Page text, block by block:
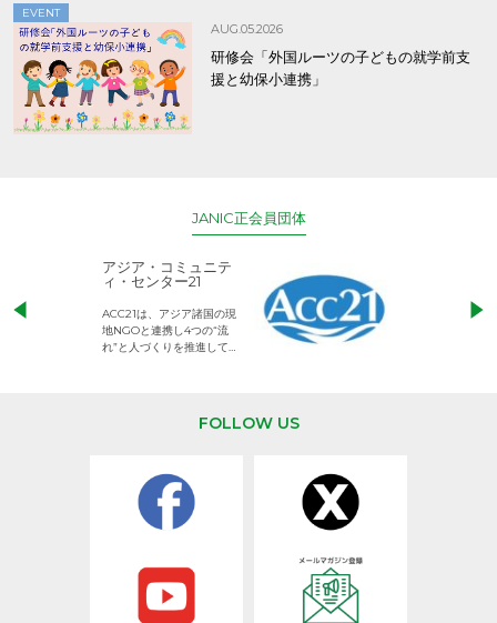
EVENT
AUG.05.2026
研修会「外国ルーツの子どもの就学前支
援と幼保小連携」
JANIC正会員団体
アジア・コミュニテ
ィ・センター21
ACC21は、アジア諸国の現
地NGOと連携し4つの“流
れ”と人づくりを推進してい
児童労働のない
権利が守られた
FOLLOW US